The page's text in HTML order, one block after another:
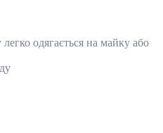
одягається на майку або